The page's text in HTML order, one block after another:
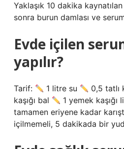
Yaklaşık 10 dakika
sonra burun damlası ve
Evde içilen
yapılır?
Tarif: 1 litre su 0,5 tatlı
kaşığı bal
1 yemek kaşığı
tamamen eriyene kadar
içilmemeli, 5 dakikada bir